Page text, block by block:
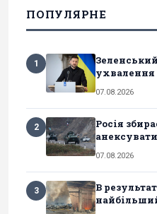
ПОПУЛЯРНЕ
1
ухвалення
07.08.2026
2
Росія
07.08.2026
3
В